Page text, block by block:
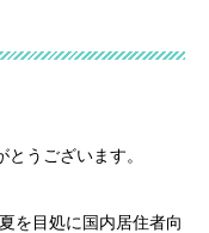
うございます。
を目処に国内居住者向